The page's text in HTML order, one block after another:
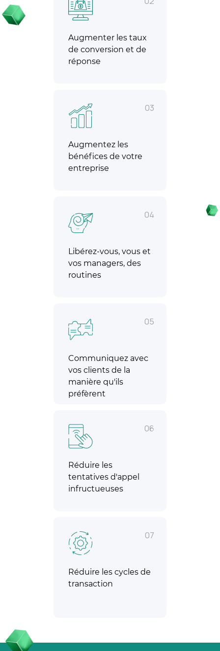
Augmenter les taux
de conversion et de
réponse
03
Augmentez les
bénéfices de votre
entreprise
04
Libérez-vous, vous et
vos managers, des
routines
05
Communiquez avec
vos clients de la
manière qu'ils
préfèrent
06
Réduire les
tentatives d'appel
infructueuses
07
Réduire les cycles de
transaction